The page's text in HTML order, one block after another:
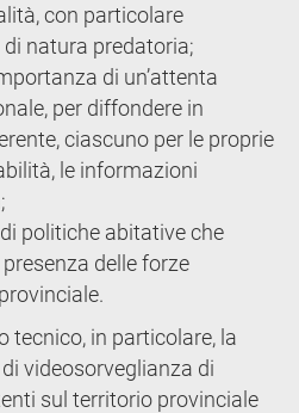
con particolare
natura predatoria;
di un’attenta
per diffondere in
ciascuno per le proprie
le informazioni
politiche abitative che
delle forze
tecnico, in particolare, la
videosorveglianza di
sul territorio provinciale